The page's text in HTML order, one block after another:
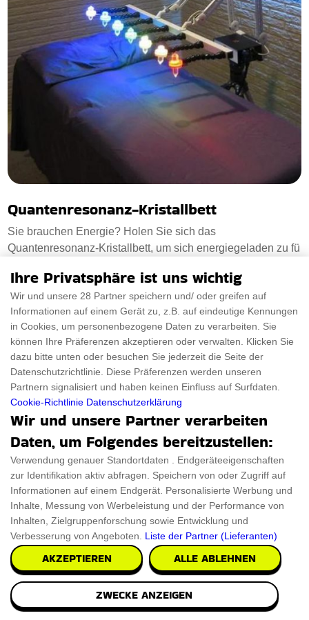
Quantenresonanz-Kristallbett
Sie brauchen Energie? Holen Sie sich das
Quantenresonanz-Kristallbett, um sich energiegeladen zu fü
PRÜFEN SIE ES AUS €10188.42
Ihre Privatsphäre ist uns wichtig
Wir und unsere 28 Partner speichern und/ oder greifen auf
Informationen auf einem Gerät zu, z.B. auf eindeutige Kennungen
in Cookies, um personenbezogene Daten zu verarbeiten. Sie
können Ihre Präferenzen akzeptieren oder verwalten. Klicken Sie
dazu bitte unten oder besuchen Sie jederzeit die Seite der
Datenschutzrichtlinie. Diese Präferenzen werden unseren
Partnern signalisiert und haben keinen Einfluss auf Surfdaten.
Cookie-Richtlinie Datenschutzerklärung
Wir und unsere Partner verarbeiten
Daten, um Folgendes bereitzustellen:
Verwendung genauer Standortdaten . Endgeräteeigenschaften
zur Identifikation aktiv abfragen. Speichern von oder Zugriff auf
Informationen auf einem Endgerät. Personalisierte Werbung und
Inhalte, Messung von Werbeleistung und der Performance von
Inhalten, Zielgruppenforschung sowie Entwicklung und
Verbesserung von Angeboten. Liste der Partner (Lieferanten)
AKZEPTIEREN ALLE ABLEHNEN
ZWECKE ANZEIGEN